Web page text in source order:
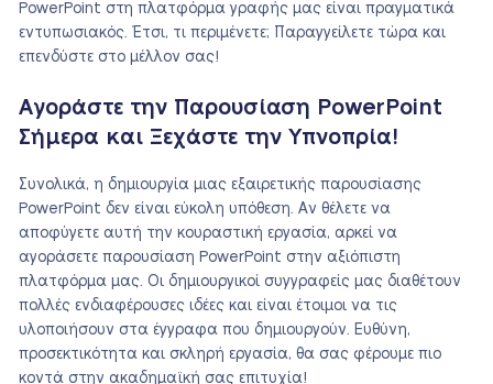
PowerPoint στη πλατφόρμα γραφής μας είναι πραγματικά
εντυπωσιακός. Έτσι, τι περιμένετε; Παραγγείλετε τώρα και
επενδύστε στο μέλλον σας!
Αγοράστε την Παρουσίαση PowerPoint
Σήμερα και Ξεχάστε την Υπνοπρία!
Συνολικά, η δημιουργία μιας εξαιρετικής παρουσίασης
PowerPoint δεν είναι εύκολη υπόθεση. Αν θέλετε να
αποφύγετε αυτή την κουραστική εργασία, αρκεί να
αγοράσετε παρουσίαση PowerPoint στην αξιόπιστη
πλατφόρμα μας. Οι δημιουργικοί συγγραφείς μας διαθέτουν
πολλές ενδιαφέρουσες ιδέες και είναι έτοιμοι να τις
υλοποιήσουν στα έγγραφα που δημιουργούν. Ευθύνη,
προσεκτικότητα και σκληρή εργασία, θα σας φέρουμε πιο
κοντά στην ακαδημαϊκή σας επιτυχία!